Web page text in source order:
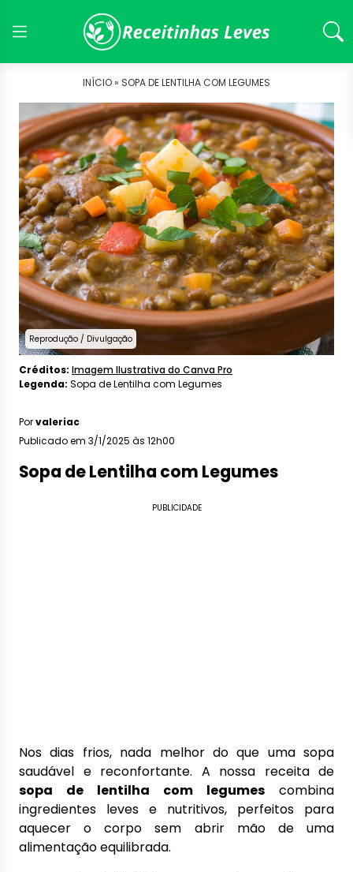
INÍCIO » SOPA DE LENTILHA COM LEGUMES
Reprodução / Divulgação
Créditos: Imagem Ilustrativa do Canva Pro
Legenda: Sopa de Lentilha com Legumes
Porvaleriac
Publicado em 3/1/2025 às 12h00
Sopa de Lentilha com Legumes
PUBLICIDADE
Nos dias frios, nada melhor do que uma sopa
saudável e reconfortante. A nossa receita de
sopa de lentilha com legumes combina
ingredientes leves e nutritivos, perfeitos para
aquecer o corpo sem abrir mão de uma
alimentação equilibrada.